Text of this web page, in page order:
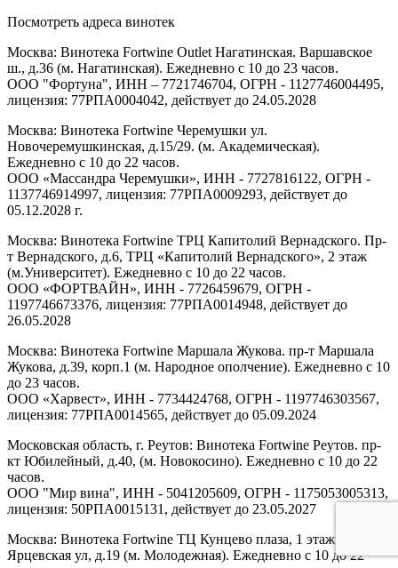
Посмотреть адреса винотек
Москва: Винотека Fortwine Outlet Нагатинская. Варшавское
ш., д.36 (м. Нагатинская). Ежедневно с 10 до 23 часов.
ООО "Фортуна", ИНН – 7721746704, ОГРН - 1127746004495,
лицензия: 77РПА0004042, действует до 24.05.2028
Москва: Винотека Fortwine Черемушки ул.
Новочеремушкинская, д.15/29. (м. Академическая).
Ежедневно с 10 до 22 часов.
ООО «Массандра Черемушки», ИНН - 7727816122, ОГРН -
1137746914997, лицензия: 77РПА0009293, действует до
05.12.2028 г.
Москва: Винотека Fortwine ТРЦ Капитолий Вернадского. Пр-
т Вернадского, д.6, ТРЦ «Капитолий Вернадского», 2 этаж
(м.Университет). Ежедневно с 10 до 22 часов.
ООО «ФОРТВАЙН», ИНН - 7726459679, ОГРН -
1197746673376, лицензия: 77РПА0014948, действует до
26.05.2028
Москва: Винотека Fortwine Маршала Жукова. пр-т Маршала
Жукова, д.39, корп.1 (м. Народное ополчение). Ежедневно с 10
до 23 часов.
ООО «Харвест», ИНН - 7734424768, ОГРН - 1197746303567,
лицензия: 77РПА0014565, действует до 05.09.2024
Московская область, г. Реутов: Винотека Fortwine Реутов. пр-
кт Юбилейный, д.40, (м. Новокосино). Ежедневно с 10 до 22
часов.
ООО "Мир вина", ИНН - 5041205609, ОГРН - 1175053005313,
лицензия: 50РПА0015131, действует до 23.05.2027
Москва: Винотека Fortwine ТЦ Кунцево плаза, 1 этаж.
Ярцевская ул, д.19 (м. Молодежная). Ежедневно с 10 до 22